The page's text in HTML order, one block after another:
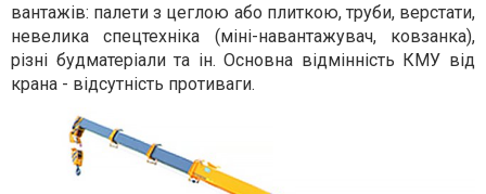
вантажів: палети з цеглою або плиткою, труби, верстати,
невелика спецтехніка (міні-навантажувач, ковзанка),
різні будматеріали та ін. Основна відмінність КМУ від
крана - відсутність противаги.